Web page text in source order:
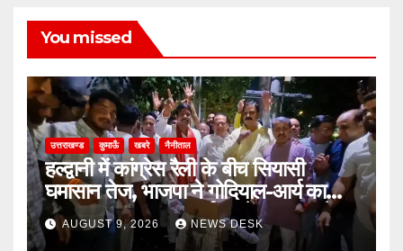
You missed
उत्तराखण्ड कुमाऊँ खबरे नैनीताल
हल्द्वानी में कांग्रेस रैली के बीच सियासी
घमासान तेज, भाजपा ने गोदियाल-आर्य का
पुतला फूंका; SSP कार्यालय में अभद्रता के
आरोपों पर कार्रवाई की मांग
AUGUST 9, 2026 NEWS DESK